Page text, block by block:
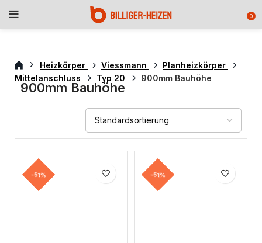
0
Heizkörper Viessmann
Planheizkörper
Mittelanschluss
Typ 20 900mm Bauhöhe
900mm Bauhöhe
-51% -51%